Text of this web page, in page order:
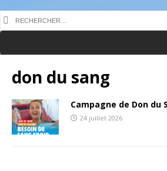
don du sang
Campagne de Don du
24 juillet 2026